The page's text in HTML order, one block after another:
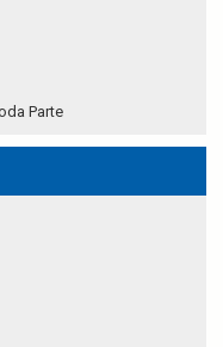
Parte